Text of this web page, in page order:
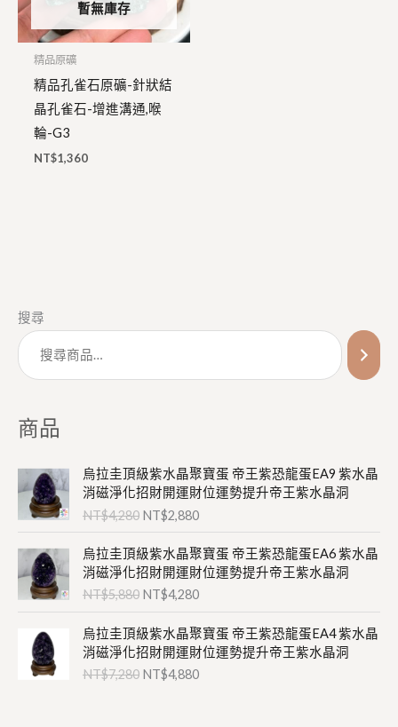
暫無庫存
精品原礦
精品孔雀石原礦-針狀結
晶孔雀石-增進溝通,喉
輪-G3
NT$1,360
搜尋
商品
烏拉圭頂級紫水晶聚寶蛋 帝王紫恐龍蛋EA9 紫水晶
消磁淨化招財開運財位運勢提升帝王紫水晶洞
NT$4,280
原
始
價
格
N
T
$
4
,
2
8
NT$2,880
目
前
價
格
N
T
$
2
,
8
8
烏拉圭頂級紫水晶聚寶蛋 帝王紫恐龍蛋EA6 紫水晶
消磁淨化招財開運財位運勢提升帝王紫水晶洞
NT$5,880
原
始
價
格
N
T
$
NT$4,280
目
前
價
格
N
T
$
烏拉圭頂級紫水晶聚寶蛋 帝王紫恐龍蛋EA4 紫水晶
消磁淨化招財開運財位運勢提升帝王紫水晶洞
NT$7,280
原
始
價
格
NT$4,880
目
前
價
格